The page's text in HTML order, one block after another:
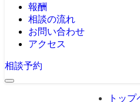
報酬
相談の流れ
お問い合わせ
アクセス
相談予約
トッ